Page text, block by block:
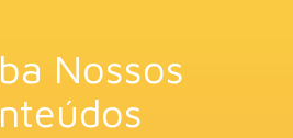
Nossos